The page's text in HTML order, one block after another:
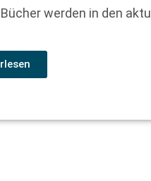
werden in den